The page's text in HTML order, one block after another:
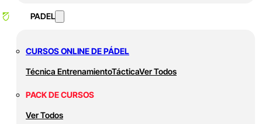
PADEL
CURSOS ONLINE DE PÁDEL
Técnica EntrenamientoTácticaVer Todos
PACK DE CURSOS
Ver Todos